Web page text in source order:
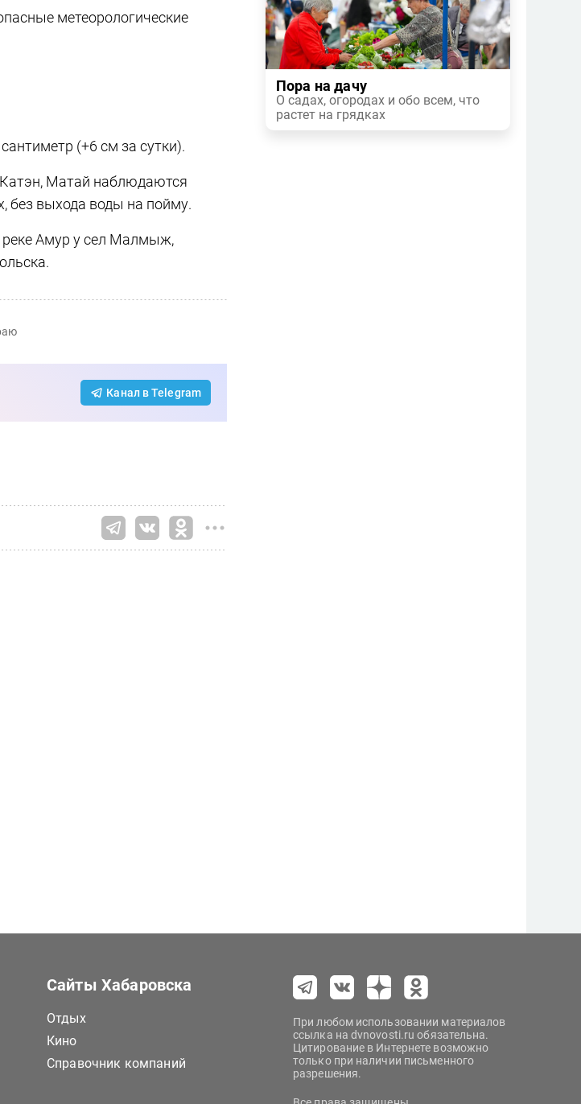
метеорологические
(+6 см за сутки).
Катэн, Матай наблюдаются
без выхода воды на пойму.
реке Амур у сел Малмыж,
Канал в Telegram
Пора на дачу
О садах, огородах и обо всем, что
растет на грядках
Сайты Хабаровска
Отдых
Кино
Справочник компаний
При любом использовании материалов
ссылка на dvnovosti.ru обязательна.
Цитирование в Интернете возможно
только при наличии письменного
разрешения.